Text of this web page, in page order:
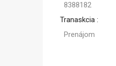
8388182
Tranaskcia :
Prenájom